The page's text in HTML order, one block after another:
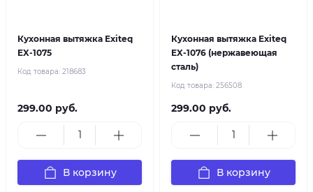
Кухонная вытяжка Exiteq
EX-1075
Код товара: 218683
299.00 руб.
В корзину
Кухонная вытяжка Exiteq
EX-1076 (нержавеющая
сталь)
Код товара: 256508
299.00 руб.
В корзину